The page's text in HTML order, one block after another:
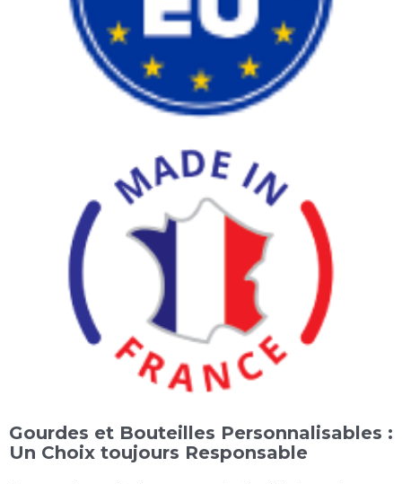
Gourdes et Bouteilles Personnalisables :
Un Choix toujours Responsable